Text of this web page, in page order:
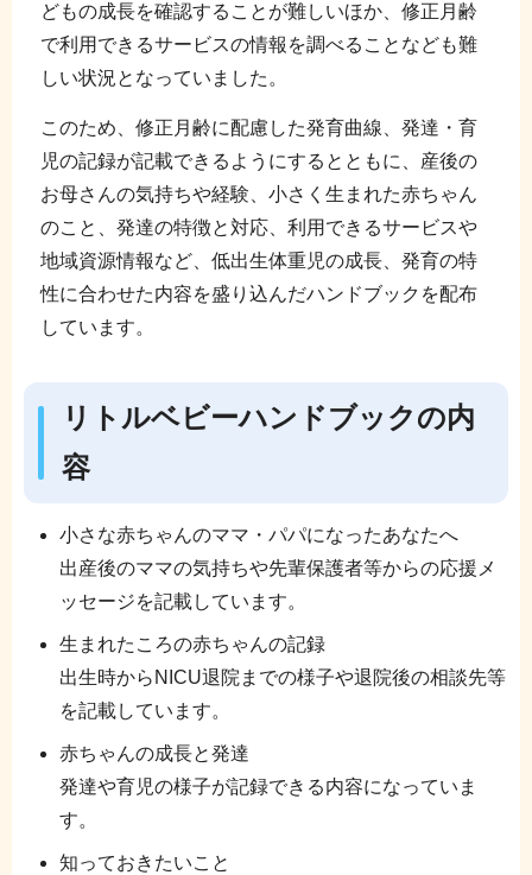
どもの成長を確認することが難しいほか、修正月齢
で利用できるサービスの情報を調べることなども難
しい状況となっていました。
このため、修正月齢に配慮した発育曲線、発達・育
児の記録が記載できるようにするとともに、産後の
お母さんの気持ちや経験、小さく生まれた赤ちゃん
のこと、発達の特徴と対応、利用できるサービスや
地域資源情報など、低出生体重児の成長、発育の特
性に合わせた内容を盛り込んだハンドブックを配布
しています。
リトルベビーハンドブックの内
容
小さな赤ちゃんのママ・パパになったあなたへ
出産後のママの気持ちや先輩保護者等からの応援メ
ッセージを記載しています。
生まれたころの赤ちゃんの記録
出生時からNICU退院までの様子や退院後の相談先等
を記載しています。
赤ちゃんの成長と発達
発達や育児の様子が記録できる内容になっていま
す。
知っておきたいこと